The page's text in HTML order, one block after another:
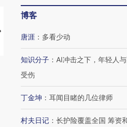
【推广】走进第四届链博
会，让数智科技“链”接产
有意思的生活方
博客
唐涯 ： 多看少动
知识分子 ： AI冲击之下，年轻人
受伤
丁金坤 ： 耳闻目睹的几位律师
村夫日记 ： 长护险覆盖全国 筹资